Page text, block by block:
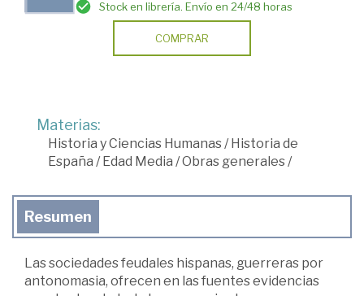
Stock en librería. Envío en 24/48 horas
COMPRAR
Materias:
Historia y Ciencias Humanas/Historia de
España /Edad Media /Obras generales/
Resumen
Las sociedades feudales hispanas, guerreras por
antonomasia, ofrecen en las fuentes evidencias